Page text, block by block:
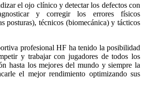
el ojo clínico y detectar los defectos con
y corregir los errores físicos
posturas), técnicos (biomecánica) y tácticos
profesional HF ha tenido la posibilidad
y trabajar con jugadores de todos los
hasta los mejores del mundo y siempre la
el mejor rendimiento optimizando sus